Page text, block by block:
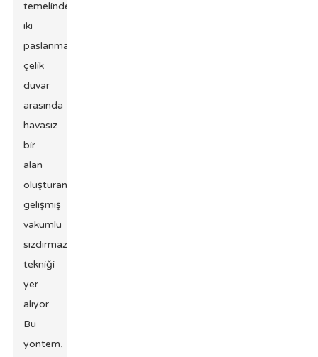
temelinde,
iki
paslanmaz
çelik
duvar
arasında
havasız
bir
alan
oluşturan
gelişmiş
vakumlu
sızdırmazlık
tekniği
yer
alıyor.
Bu
yöntem,